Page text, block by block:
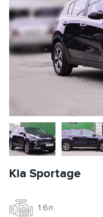
Kia Sportage
1.6л